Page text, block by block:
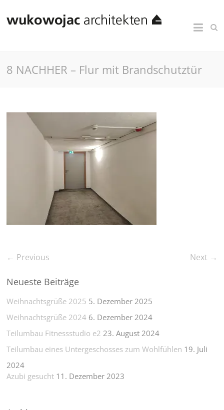
8 NACHHER – Flur mit Brandschutztür
← Previous Next →
Neueste Beiträge
Weihnachtsgrüße 2025 5. Dezember 2025
Weihnachtsgrüße 2024 6. Dezember 2024
Teilumbau Fitnessstudio e2 23. August 2024
Teilumbau eines Untergeschosses zum Wohlfühlen 19. Juli
2024
Azubi gesucht 11. Dezember 2023